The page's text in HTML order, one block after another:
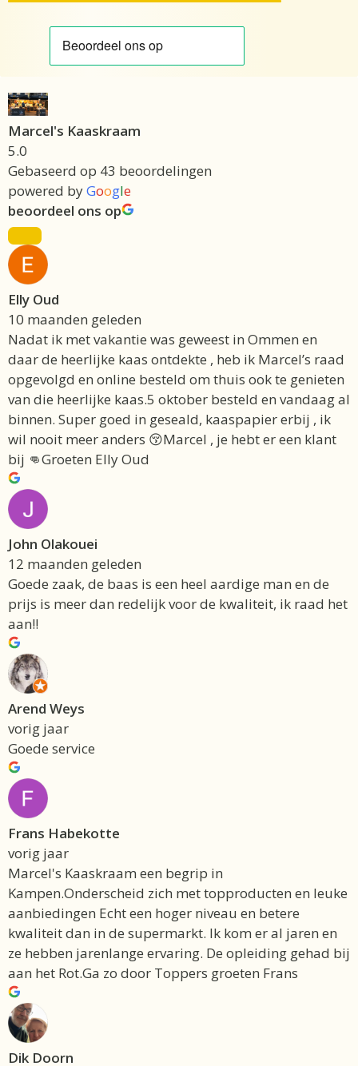
Marcel's Kaaskraam
5.0
Gebaseerd op 43 beoordelingen
powered byGoogle
beoordeel ons op
Elly Oud
10 maanden geleden
Nadat ik met vakantie was geweest in Ommen en
daar de heerlijke kaas ontdekte , heb ik Marcel’s raad
opgevolgd en online besteld om thuis ook te genieten
van die heerlijke kaas.5 oktober besteld en vandaag al
binnen. Super goed in geseald, kaaspapier erbij , ik
wil nooit meer anders 😚Marcel , je hebt er een klant
bij 👊Groeten Elly Oud
John Olakouei
12 maanden geleden
Goede zaak, de baas is een heel aardige man en de
prijs is meer dan redelijk voor de kwaliteit, ik raad het
aan!!
Arend Weys
vorig jaar
Goede service
Frans Habekotte
vorig jaar
Marcel's Kaaskraam een begrip in
Kampen.Onderscheid zich met topproducten en leuke
aanbiedingen Echt een hoger niveau en betere
kwaliteit dan in de supermarkt. Ik kom er al jaren en
ze hebben jarenlange ervaring. De opleiding gehad bij
aan het Rot.Ga zo door Toppers groeten Frans
Dik Doorn